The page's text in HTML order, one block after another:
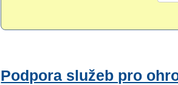
Podpora služeb pro